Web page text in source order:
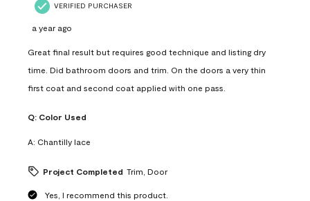
VERIFIED PURCHASER
a year ago
Great final result but requires good technique and listing dry
time. Did bathroom doors and trim. On the doors a very thin
first coat and second coat applied with one pass.
Q: Color Used
A: Chantilly lace
Project Completed Trim, Door
Yes, I recommend this product.